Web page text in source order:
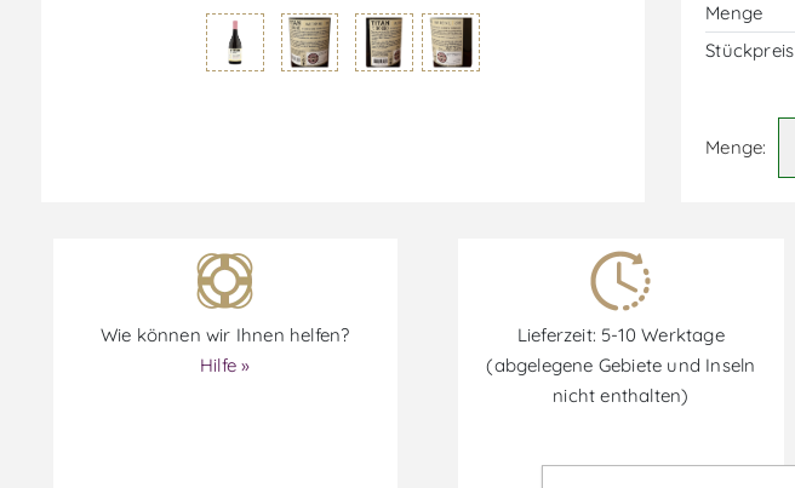
Menge
Stückpreis
Menge:
Wie können wir Ihnen helfen?
Hilfe »
Lieferzeit: 5-10 Werktage
(abgelegene Gebiete und Inseln
nicht enthalten)